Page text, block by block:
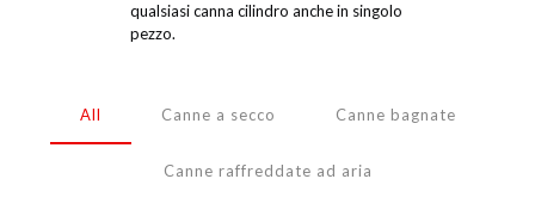
qualsiasi canna cilindro anche in singolo
pezzo.
All Canne a secco Canne bagnate
Canne raffreddate ad aria